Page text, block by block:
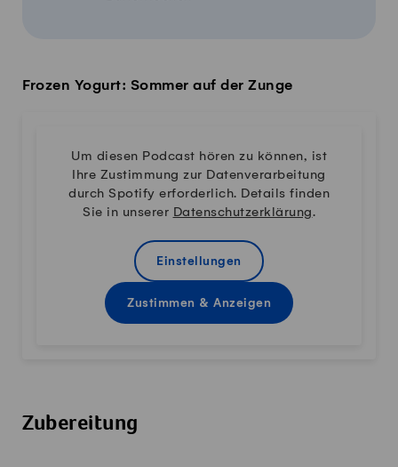
Frozen Yogurt: Sommer auf der Zunge
Um diesen Podcast hören zu können, ist
Ihre Zustimmung zur Datenverarbeitung
durch Spotify erforderlich. Details finden
Sie in unserer Datenschutzerklärung.
Einstellungen
Zustimmen & Anzeigen
Zubereitung